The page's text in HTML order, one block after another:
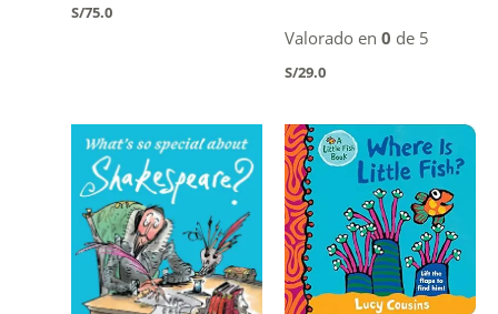
S/75.0
Valorado en 0 de 5
S/29.0